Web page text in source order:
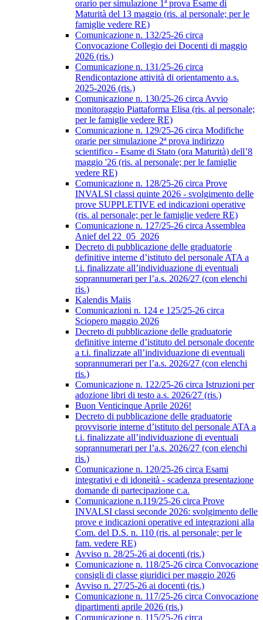
orario per simulazione 1ª prova Esame di
Maturità del 13 maggio (ris. al personale; per le
famiglie vedere RE)
Comunicazione n. 132/25-26 circa
Convocazione Collegio dei Docenti di maggio
2026 (ris.)
Comunicazione n. 131/25-26 circa
Rendicontazione attività di orientamento a.s.
2025-2026 (ris.)
Comunicazione n. 130/25-26 circa Avvio
monitoraggio Piattaforma Elisa (ris. al personale;
per le famiglie vedere RE)
Comunicazione n. 129/25-26 circa Modifiche
orarie per simulazione 2ª prova indirizzo
scientifico - Esame di Stato (ora Maturità) dell’8
maggio '26 (ris. al personale; per le famiglie
vedere RE)
Comunicazione n. 128/25-26 circa Prove
INVALSI classi quinte 2026 - svolgimento delle
prove SUPPLETIVE ed indicazioni operative
(ris. al personale; per le famiglie vedere RE)
Comunicazione n. 127/25-26 circa Assemblea
Anief del 22_05_2026
Decreto di pubblicazione delle graduatorie
definitive interne d’istituto del personale ATA a
t.i. finalizzate all’individuazione di eventuali
soprannumerari per l’a.s. 2026/27 (con elenchi
ris.)
Kalendis Maiis
Comunicazioni n. 124 e 125/25-26 circa
Sciopero maggio 2026
Decreto di pubblicazione delle graduatorie
definitive interne d’istituto del personale docente
a t.i. finalizzate all’individuazione di eventuali
soprannumerari per l’a.s. 2026/27 (con elenchi
ris.)
Comunicazione n. 122/25-26 circa Istruzioni per
adozione libri di testo a.s. 2026/27 (ris.)
Buon Venticinque Aprile 2026!
Decreto di pubblicazione delle graduatorie
provvisorie interne d’istituto del personale ATA a
t.i. finalizzate all’individuazione di eventuali
soprannumerari per l’a.s. 2026/27 (con elenchi
ris.)
Comunicazione n. 120/25-26 circa Esami
integrativi e di idoneità - scadenza presentazione
domande di partecipazione c.a.
Comunicazione n.119/25-26 circa Prove
INVALSI classi seconde 2026: svolgimento delle
prove e indicazioni operative ed integrazioni alla
Com. del D.S. n. 110 (ris. al personale; per le
fam. vedere RE)
Avviso n. 28/25-26 ai docenti (ris.)
Comunicazione n. 118/25-26 circa Convocazione
consigli di classe giuridici per maggio 2026
Avviso n. 27/25-26 ai docenti (ris.)
Comunicazione n. 117/25-26 circa Convocazione
dipartimenti aprile 2026 (ris.)
Comunicazione n. 115/25-26 circa